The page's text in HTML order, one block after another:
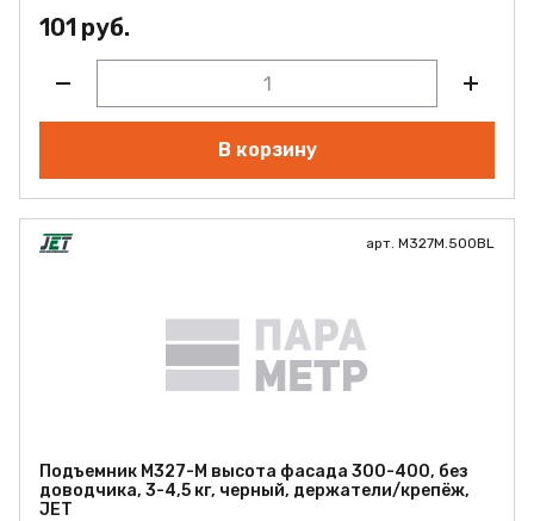
101 руб.
В корзину
арт. M327M.500BL
Подъемник M327-M высота фасада 300-400, без
доводчика, 3-4,5 кг, черный, держатели/крепёж,
JET